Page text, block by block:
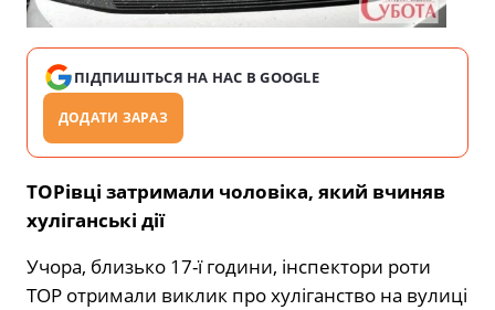
ПІДПИШІТЬСЯ НА НАС В GOOGLE
ДОДАТИ ЗАРАЗ
ТОРівці затримали чоловіка, який вчиняв
хуліганські дії
Учора, близько 17-ї години, інспектори роти
ТОР отримали виклик про хуліганство на вулиці